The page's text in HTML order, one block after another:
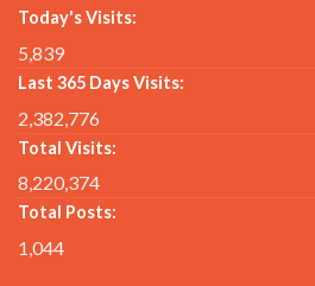
Today's Visits:
5,839
Last 365 Days Visits:
2,382,776
Total Visits:
8,220,374
Total Posts:
1,044